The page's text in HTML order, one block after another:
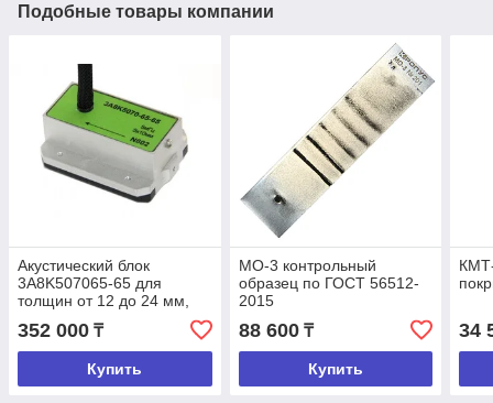
Подобные товары компании
Акустический блок
3A8K507065-65 для
толщин от 12 до 24 мм,
эхо-режим
352 000 ₸
Купить
МО-3 контрольный
образец по ГОСТ 56512-
2015
88 600₸
Купить
34